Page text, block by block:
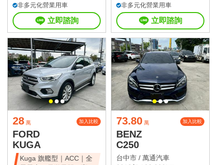
非多元化營業用車
立即諮詢
非多元化營業用車
立即諮詢
28 萬 加入比較
FORD
KUGA
Kuga 旗艦型｜ACC｜全
73.80 萬 加入比較
BENZ
C250
台中市 / 萬通汽車